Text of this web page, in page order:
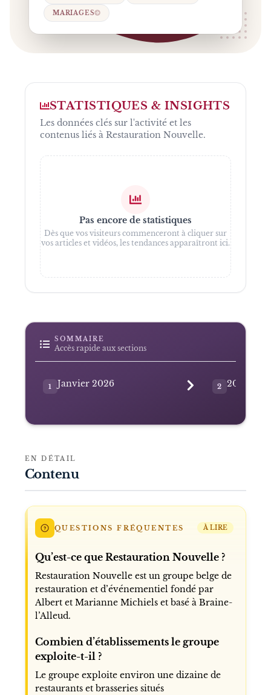
MARIAGES
STATISTIQUES & INSIGHTS
Les données clés sur l'activité et les
contenus liés à Restauration Nouvelle.
Pas encore de statistiques
Dès que vos visiteurs commenceront à cliquer sur
vos articles et vidéos, les tendances apparaîtront ici.
SOMMAIRE
Accès rapide aux sections
1 Janvier 2026 2 2026
EN DÉTAIL
Contenu
QUESTIONS FRÉQUENTES À LIRE
Qu’est-ce que Restauration Nouvelle ?
Restauration Nouvelle est un groupe belge de
restauration et d’événementiel fondé par
Albert et Marianne Michiels et basé à Braine-
l’Alleud.
Combien d’établissements le groupe
exploite-t-il ?
Le groupe exploite environ une dizaine de
restaurants et brasseries situés